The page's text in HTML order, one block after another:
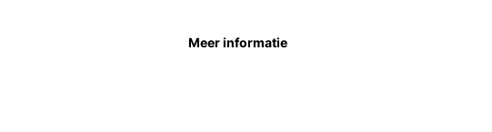
Meer informatie